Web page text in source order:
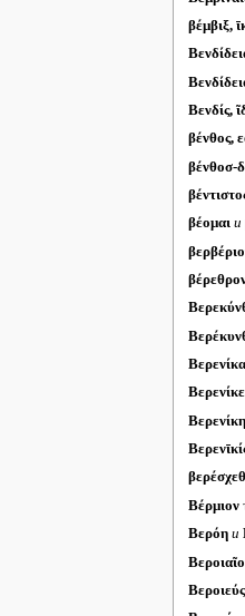
βέμβιξ,
Βενδίς,
βένθος,
βένθοσ-
βέομαι и
Βερενίκα
Βέρμιον
Βερόη и